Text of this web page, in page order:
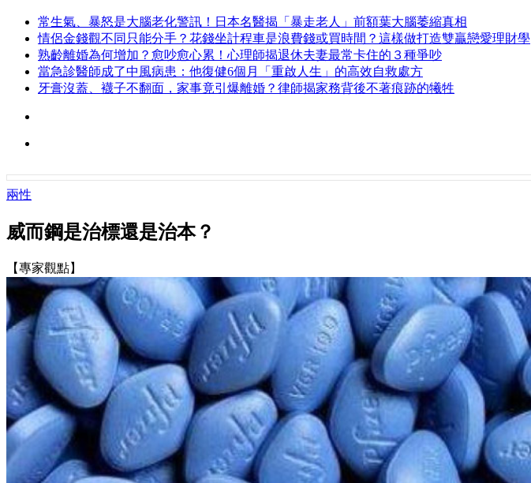
常生氣、暴怒是大腦老化警訊！日本名醫揭「暴走老人」前額葉大腦萎縮真相
情侶金錢觀不同只能分手？花錢坐計程車是浪費錢或買時間？這樣做打造雙贏戀愛理財學
熟齡離婚為何增加？愈吵愈心累！心理師揭退休夫妻最常卡住的３種爭吵
當急診醫師成了中風病患：他復健6個月「重啟人生」的高效自救處方
牙膏沒蓋、襪子不翻面，家事竟引爆離婚？律師揭家務背後不著痕跡的犧牲
兩性
威而鋼是治標還是治本？
【專家觀點】